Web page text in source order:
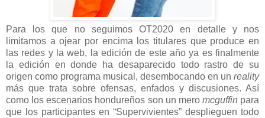
Para los que no seguimos OT2020 en detalle y nos
limitamos a ojear por encima los titulares que produce en
las redes y la web, la edición de este año ya es finalmente
la edición en donde ha desaparecido todo rastro de su
origen como programa musical, desembocando en un reality
más que trata sobre ofensas, enfados y discusiones. Así
como los escenarios hondureños son un mero mcguffin para
que los participantes en “Supervivientes” desplieguen todo